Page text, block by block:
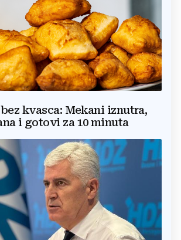
kvasca: Mekani iznutra,
i gotovi za 10 minuta